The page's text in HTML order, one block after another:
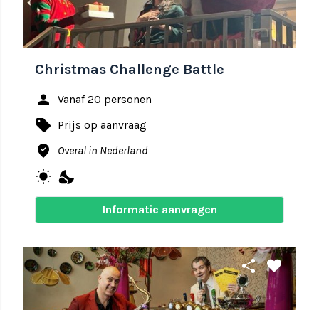
Christmas Challenge Battle
person Vanaf 20 personen
local_offer Prijs op aanvraag
where_to_vote Overal in Nederland
wb_sunny nights_stay
Informatie aanvragen
share favorite